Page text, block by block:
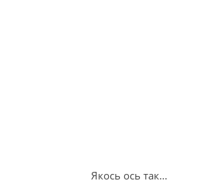
Якось ось так…